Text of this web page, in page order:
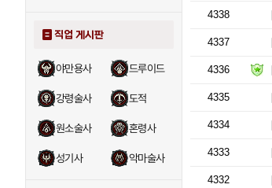
직업 게시판
야만용사 드루이드
강령술사 도적
원소술사 혼령사
성기사 악마술사
4338
4337
4336
4335
4334
4333
4332